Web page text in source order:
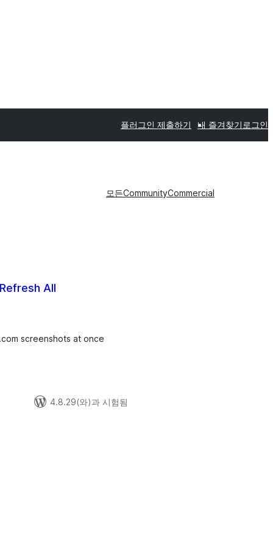
플러그인 제출하기 내 즐겨찾기 로그인
모든CommunityCommercial
All
screenshots at once
4.8.29(와)과 시험됨